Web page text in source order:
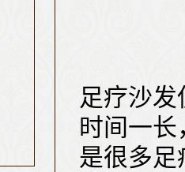
足疗沙
时间一
是很多足